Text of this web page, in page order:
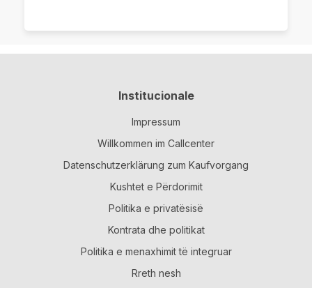
Institucionale
Impressum
Willkommen im Callcenter
Datenschutzerklärung zum Kaufvorgang
Kushtet e Përdorimit
Politika e privatësisë
Kontrata dhe politikat
Politika e menaxhimit të integruar
Rreth nesh